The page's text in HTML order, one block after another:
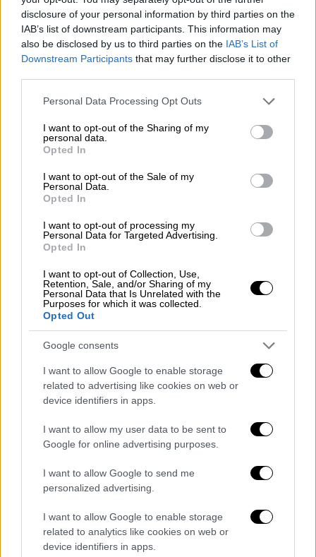
disclosure of your personal information by third parties on the
IAB’s list of downstream participants. This information may
also be disclosed by us to third parties on the IAB’s List of
Downstream Participants that may further disclose it to other
Please note that this website/app uses one or more Google
not limited to your visit or usage behaviour. You may click to
grant or deny consent to Google and its third-party tags to
use your data for below specified purposes in below Google
consent section.
Personal Data Processing Opt Outs
I want to opt-out of the Sharing of my
personal data.
Opted In
I want to opt-out of the Sale of my
Personal Data.
Opted In
I want to opt-out of processing my
Personal Data for Targeted Advertising.
Opted In
I want to opt-out of Collection, Use,
Retention, Sale, and/or Sharing of my
Personal Data that Is Unrelated with the
Purposes for which it was collected.
Opted Out
Google consents
I want to allow Google to enable storage
related to advertising like cookies on web or
device identifiers in apps.
I want to allow my user data to be sent to
Google for online advertising purposes.
I want to allow Google to send me
personalized advertising.
I want to allow Google to enable storage
related to analytics like cookies on web or
device identifiers in apps.
Ελλάδα|15.08.2025 11:10
Δεκαπενταύγουστος: Μια Αθήνα άδεια
κέντρο της πόλης
Μια πρωτεύουσα που θυμίζει άλλες εποχές,
με τους κατοίκους της να την έχουν
εγκαταλείψει για τις καλοκαιρινές τους
Ελλάδα|15.08.2025 10:10
Δεκαπενταύγουστος: Χιλιάδες πιστοί
στην Τήνο προσκυνούν την εικόνα της
Παναγίας
Στην Τήνο «χτυπά» η καρδιάς της